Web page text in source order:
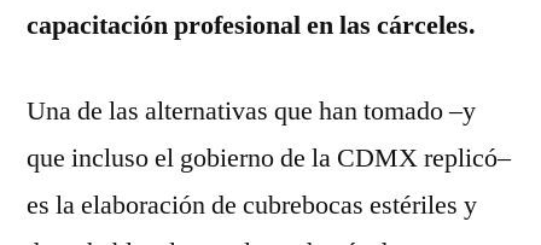
capacitación profesional en las cárceles.
Una de las alternativas que han tomado –y
que incluso el gobierno de la CDMX replicó–
es la elaboración de cubrebocas estériles y